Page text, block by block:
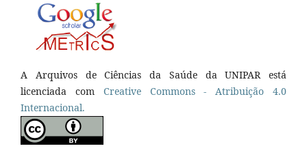
A Arquivos de Ciências da Saúde da UNIPAR está
licenciada com Creative Commons - Atribuição 4.0
Internacional.